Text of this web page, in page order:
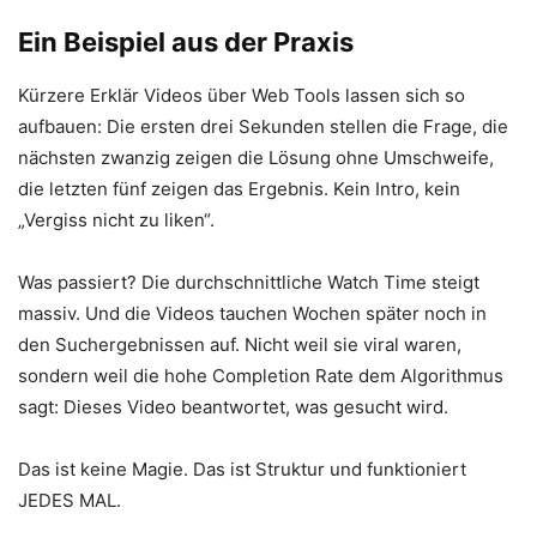
Ein Beispiel aus der Praxis
Kürzere Erklär Videos über Web Tools lassen sich so
aufbauen: Die ersten drei Sekunden stellen die Frage, die
nächsten zwanzig zeigen die Lösung ohne Umschweife,
die letzten fünf zeigen das Ergebnis. Kein Intro, kein
„Vergiss nicht zu liken“.
Was passiert? Die durchschnittliche Watch Time steigt
massiv. Und die Videos tauchen Wochen später noch in
den Suchergebnissen auf. Nicht weil sie viral waren,
sondern weil die hohe Completion Rate dem Algorithmus
sagt: Dieses Video beantwortet, was gesucht wird.
Das ist keine Magie. Das ist Struktur und funktioniert
JEDES MAL.